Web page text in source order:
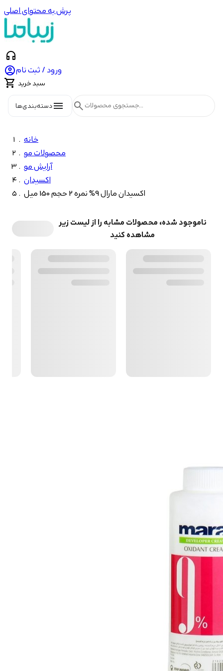
پرش به محتوای اصلی
headphones
ورود / ثبت نام
 سبد خرید
menuدسته‌بندی‌ها search
خانه
محصولات مو
آرایش مو
اکسیدان
اکسیدان مارال 9% نمره 2 حجم 150 میل
ناموجود شده، محصولات مشابه را از لیست زیر
مشاهده کنید